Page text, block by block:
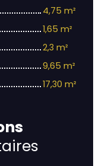
4,75 m²
1,65 m²
2,3 m²
9,65 m²
17,30 m²